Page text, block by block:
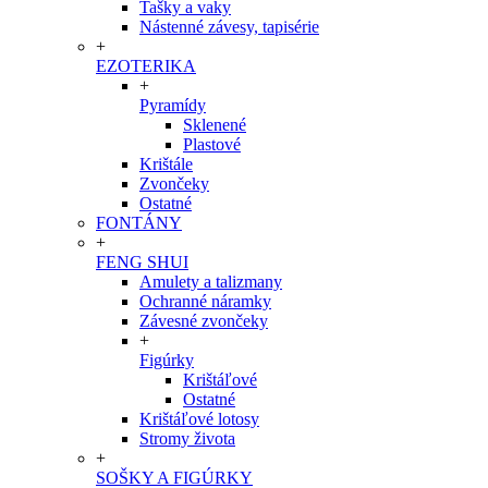
Tašky a vaky
Nástenné závesy, tapisérie
+
EZOTERIKA
+
Pyramídy
Sklenené
Plastové
Krištále
Zvončeky
Ostatné
FONTÁNY
+
FENG SHUI
Amulety a talizmany
Ochranné náramky
Závesné zvončeky
+
Figúrky
Krištáľové
Ostatné
Krištáľové lotosy
Stromy života
+
SOŠKY A FIGÚRKY